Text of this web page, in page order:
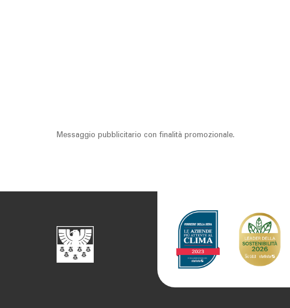
Messaggio pubblicitario con finalità promozionale.